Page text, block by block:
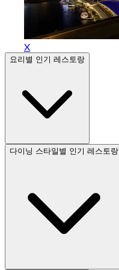
X
요리별 인기 레스토랑
다이닝 스타일별 인기 레스토랑